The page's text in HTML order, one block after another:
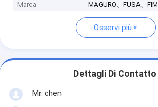
Marca
MAGURO、FUSA、FIM
Osservi più
Dettagli Di Contatto
Mr. chen